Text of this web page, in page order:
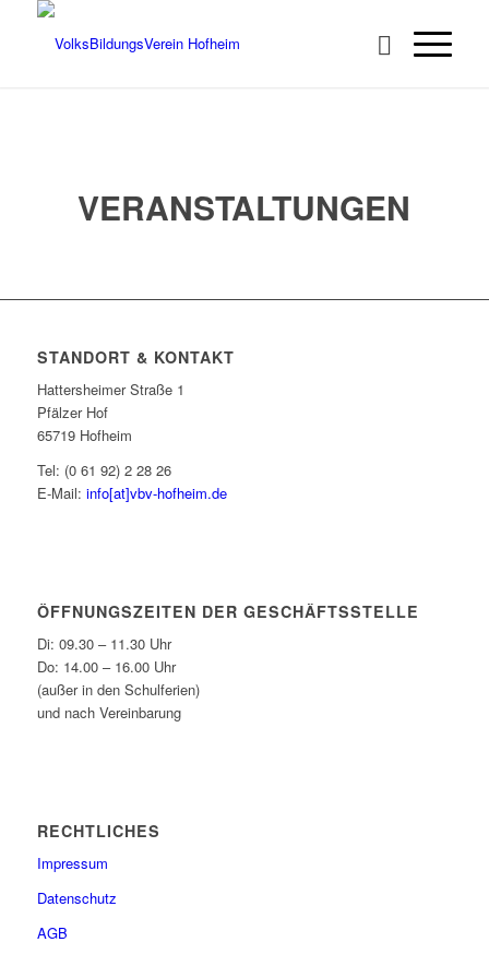
VERANSTALTUNGEN
STANDORT & KONTAKT
Hattersheimer Straße 1
Pfälzer Hof
65719 Hofheim
Tel: (0 61 92) 2 28 26
E-Mail: info[at]vbv-hofheim.de
ÖFFNUNGSZEITEN DER GESCHÄFTSSTELLE
Di: 09.30 – 11.30 Uhr
Do: 14.00 – 16.00 Uhr
(außer in den Schulferien)
und nach Vereinbarung
RECHTLICHES
Impressum
Datenschutz
AGB